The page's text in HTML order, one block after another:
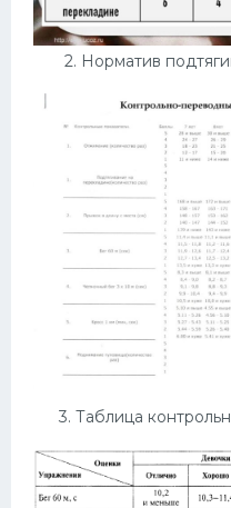
2. Норматив
3. Таблица